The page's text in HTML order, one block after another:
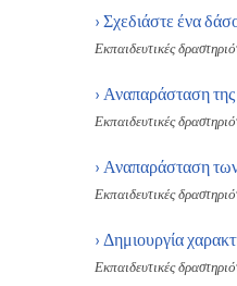
› Σχεδιάστε ένα
Εκπαιδευτικές
› Αναπαράσταση
Εκπαιδευτικές
› Αναπαράσταση
Εκπαιδευτικές
› Δημιουργία
Εκπαιδευτικές